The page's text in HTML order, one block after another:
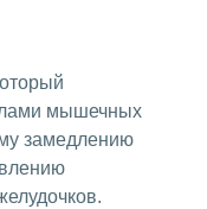
мышечных
замедлению